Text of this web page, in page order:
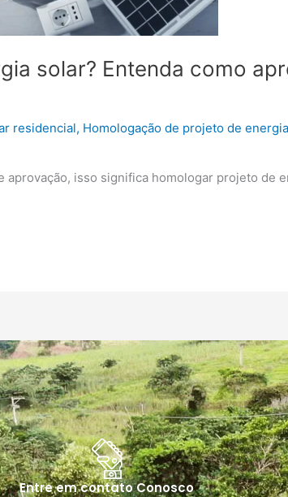
solar? Entenda como
residencial, Homologação de projeto de
isso significa homologar projeto de
Entre em contato Conosco